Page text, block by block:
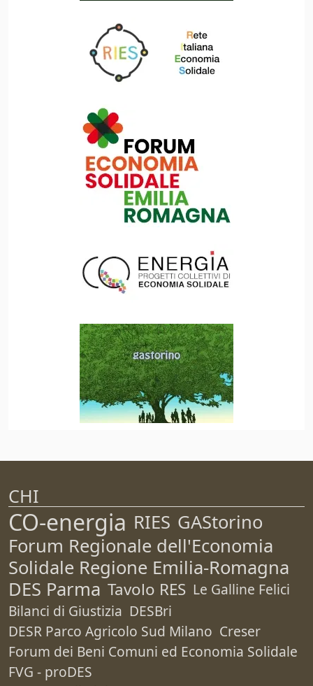
CHI
CO-energia RIES GAStorino
Forum Regionale dell'Economia
Solidale Regione Emilia-Romagna
DES Parma Tavolo RES Le Galline Felici
Bilanci di Giustizia DESBri
DESR Parco Agricolo Sud Milano Creser
Forum dei Beni Comuni ed Economia Solidale
FVG - proDES